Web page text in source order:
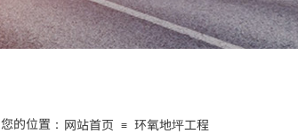
您的位置： 网站首页 ≡ 环氧地坪工程